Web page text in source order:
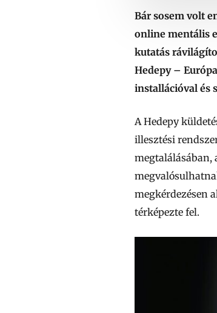
Bár sosem volt
online mentális
kutatás
Hedepy –
installációval és
A Hedepy
illesztési
megtalálásában,
megkérdezésen
térképezte fel.